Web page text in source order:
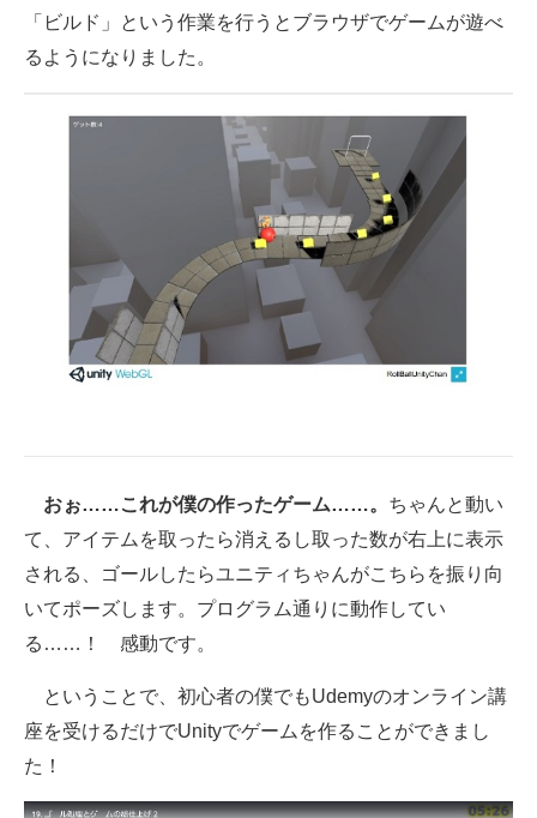
「ビルド」という作業を行うとブラウザでゲームが遊べ
るようになりました。
おぉ……これが僕の作ったゲーム……。 ちゃんと動い
て、アイテムを取ったら消えるし取った数が右上に表示
される、ゴールしたらユニティちゃんがこちらを振り向
いてポーズします。プログラム通りに動作してい
る……！ 感動です。
ということで、初心者の僕でもUdemyのオンライン講
座を受けるだけでUnityでゲームを作ることができまし
た！